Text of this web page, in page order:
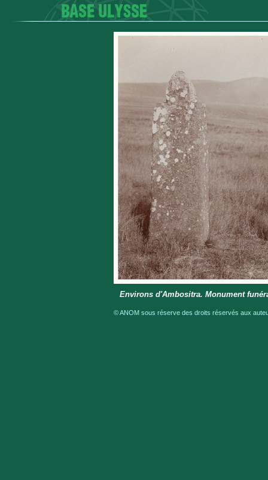
Environs d'Ambositra. Monument
© ANOM sous réserve des droits réservés aux